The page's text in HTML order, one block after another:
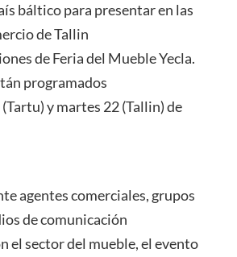
báltico para presentar en las
de Tallin
de Feria del Mueble Yecla.
programados
y martes 22 (Tallin) de
agentes comerciales, grupos
de comunicación
el sector del mueble, el evento